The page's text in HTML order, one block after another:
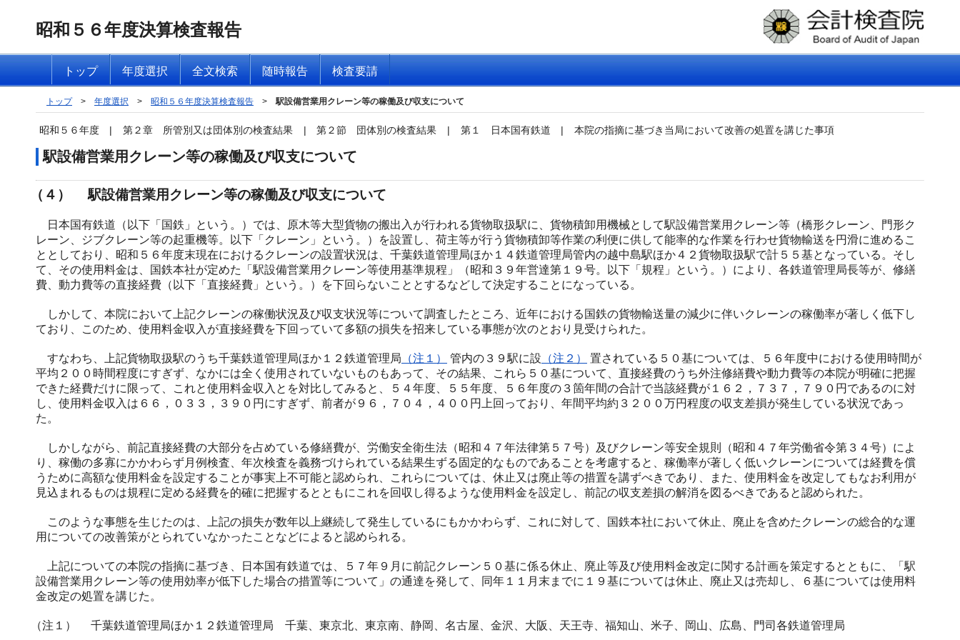
昭和５６年度決算検査報告
トップ 年度選択 全文検索 随時報告 検査要請
トップ > 年度選択 > 昭和５６年度決算検査報告 > 駅設備営業用クレーン等の稼働及び収支について
昭和５６年度 | 第２章 所管別又は団体別の検査結果 | 第２節 団体別の検査結果 | 第１ 日本国有鉄道 | 本院の指摘に基づき当局において改善の処置を講じた事項
駅設備営業用クレーン等の稼働及び収支について
（４） 駅設備営業用クレーン等の稼働及び収支について
日本国有鉄道（以下「国鉄」という。）では、原木等大型貨物の搬出入が行われる貨物取扱駅に、貨物積卸用機械として駅設備営業用クレーン等（橋形クレーン、門形ク
レーン、ジブクレーン等の起重機等。以下「クレーン」という。）を設置し、荷主等が行う貨物積卸等作業の利便に供して能率的な作業を行わせ貨物輸送を円滑に進めるこ
ととしており、昭和５６年度末現在におけるクレーンの設置状況は、千葉鉄道管理局ほか１４鉄道管理局管内の越中島駅ほか４２貨物取扱駅で計５５基となっている。そし
て、その使用料金は、国鉄本社が定めた「駅設備営業用クレーン等使用基準規程」（昭和３９年営達第１９号。以下「規程」という。）により、各鉄道管理局長等が、修繕
費、動力費等の直接経費（以下「直接経費」という。）を下回らないこととするなどして決定することになっている。
しかして、本院において上記クレーンの稼働状況及び収支状況等について調査したところ、近年における国鉄の貨物輸送量の減少に伴いクレーンの稼働率が著しく低下し
ており、このため、使用料金収入が直接経費を下回っていて多額の損失を招来している事態が次のとおり見受けられた。
すなわち、上記貨物取扱駅のうち千葉鉄道管理局ほか１２鉄道管理局 （注１） 管内の３９駅に設 （注２）
置されている５０基については、５６年度中における使用時間が
平均２００時間程度にすぎず、なかには全く使用されていないものもあって、その結果、これら５０基について、直接経費のうち外注修繕費や動力費等の本院が明確に把握
できた経費だけに限って、これと使用料金収入とを対比してみると、５４年度、５５年度、５６年度の３箇年間の合計で当該経費が１６２，７３７，７９０円であるのに対
し、使用料金収入は６６，０３３，３９０円にすぎず、前者が９６，７０４，４００円上回っており、年間平均約３２００万円程度の収支差損が発生している状況であっ
た。
しかしながら、前記直接経費の大部分を占めている修繕費が、労働安全衛生法（昭和４７年法律第５７号）及びクレーン等安全規則（昭和４７年労働省令第３４号）によ
り、稼働の多寡にかかわらず月例検査、年次検査を義務づけられている結果生ずる固定的なものであることを考慮すると、稼働率が著しく低いクレーンについては経費を償
うために高額な使用料金を設定することが事実上不可能と認められ、これらについては、休止又は廃止等の措置を講ずべきであり、また、使用料金を改定してもなお利用が
見込まれるものは規程に定める経費を的確に把握するとともにこれを回収し得るような使用料金を設定し、前記の収支差損の解消を図るべきであると認められた。
このような事態を生じたのは、上記の損失が数年以上継続して発生しているにもかかわらず、これに対して、国鉄本社において休止、廃止を含めたクレーンの総合的な運
用についての改善策がとられていなかったことなどによると認められる。
上記についての本院の指摘に基づき、日本国有鉄道では、５７年９月に前記クレーン５０基に係る休止、廃止等及び使用料金改定に関する計画を策定するとともに、「駅
設備営業用クレーン等の使用効率が低下した場合の措置等について」の通達を発して、同年１１月末までに１９基については休止、廃止又は売却し、６基については使用料
金改定の処置を講じた。
（注１） 千葉鉄道管理局ほか１２鉄道管理局 千葉、東京北、東京南、静岡、名古屋、金沢、大阪、天王寺、福知山、米子、岡山、広島、門司各鉄道管理局